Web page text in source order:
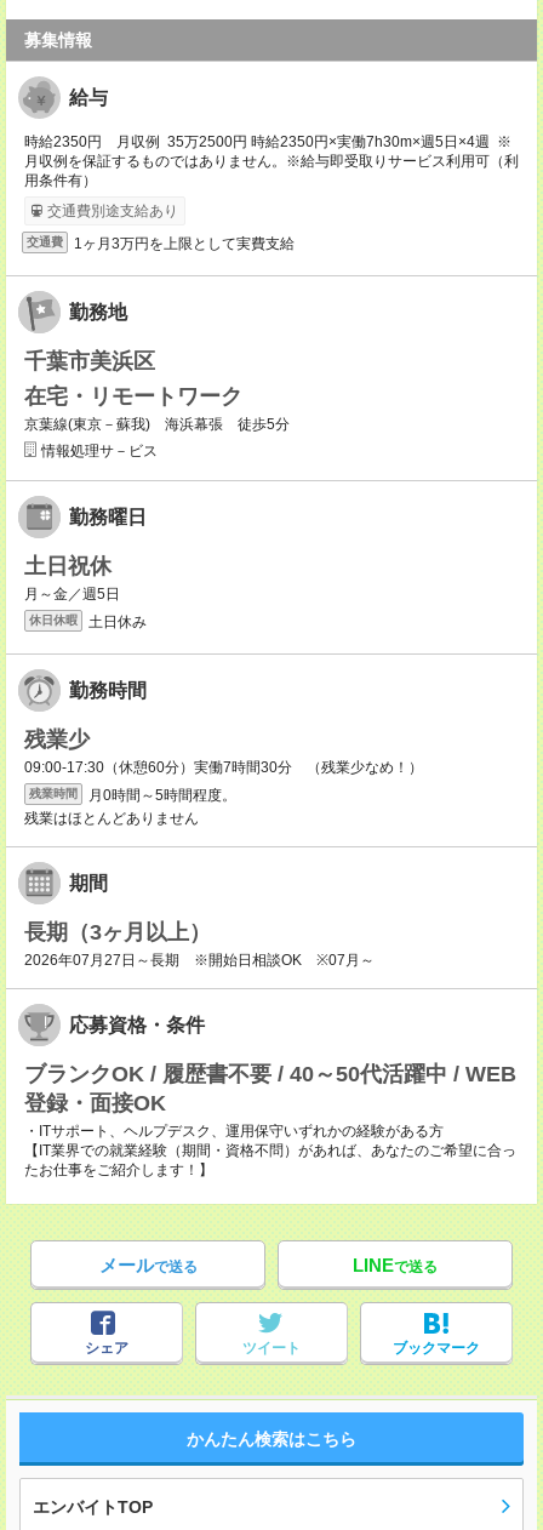
募集情報
給与
時給2350円 月収例 35万2500円 時給2350円×実働7h30m×週5日×4週 ※
月収例を保証するものではありません。※給与即受取りサービス利用可（利
用条件有）
交通費別途支給あり
交通費 1ヶ月3万円を上限として実費支給
勤務地
千葉市美浜区
在宅・リモートワーク
京葉線(東京－蘇我) 海浜幕張 徒歩5分
情報処理サ－ビス
勤務曜日
土日祝休
月～金／週5日
休日休暇 土日休み
勤務時間
残業少
09:00-17:30（休憩60分）実働7時間30分 （残業少なめ！）
残業時間
月0時間～5時間程度。
残業はほとんどありません
期間
長期（3ヶ月以上）
2026年07月27日～長期 ※開始日相談OK ※07月～
応募資格・条件
ブランクOK / 履歴書不要 / 40～50代活躍中 / WEB
登録・面接OK
・ITサポート、ヘルプデスク、運用保守いずれかの経験がある方
【IT業界での就業経験（期間・資格不問）があれば、あなたのご希望に合っ
たお仕事をご紹介します！】
メールで送る LINEで送る
シェア ツイート ブックマーク
かんたん検索はこちら
エンバイトTOP